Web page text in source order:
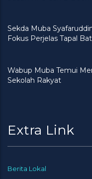
Sekda Muba
Fokus Perjelas Tapal
Wabup Muba Temui
Sekolah Rakyat
Extra Link
Berita Lokal